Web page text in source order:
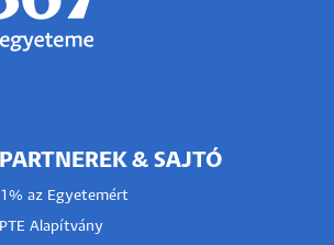
PARTNEREK & SAJTÓ
1% az Egyetemért
PTE Alapítvány